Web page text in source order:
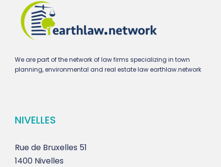
We are part of the network of law firms specializing in town
planning, environmental and real estate law earthlaw.network
NIVELLES
Rue de Bruxelles 51
1400 Nivelles